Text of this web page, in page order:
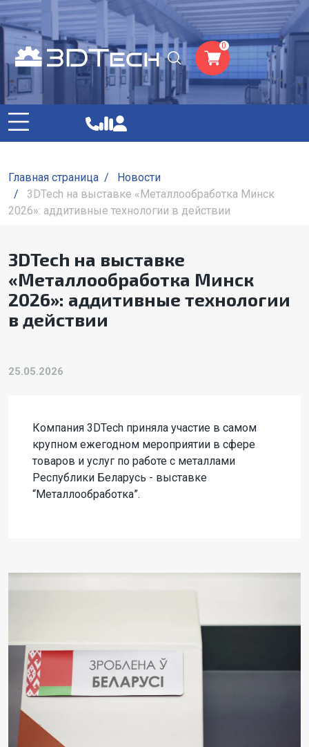
0
Главная страница /
Новости
/
3DTech на выставке «Металлообработка Минск
2026»: аддитивные технологии в действии
3DTech на выставке
«Металлообработка Минск
2026»: аддитивные технологии
в действии
25.05.2026
Компания 3DTech приняла участие в самом
крупном ежегодном мероприятии в сфере
товаров и услуг по работе с металлами
Республики Беларусь - выставке
“Металлообработка”.